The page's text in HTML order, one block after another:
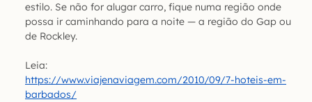
estilo. Se não for alugar carro, fique numa região onde
possa ir caminhando para a noite — a região do Gap ou
de Rockley.
Leia:
https://www.viajenaviagem.com/2010/09/7-hoteis-em-
barbados/